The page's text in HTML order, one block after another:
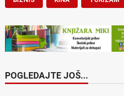
POGLEDAJTE JOŠ...